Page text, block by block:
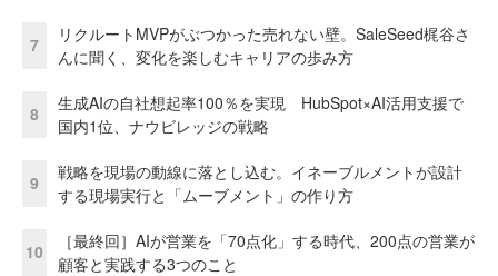
7
リクルートMVPがぶつかった売れない壁。SaleSeed梶谷さ
んに聞く、変化を楽しむキャリアの歩み方
8
生成AIの自社想起率100％を実現 HubSpot×AI活用支援で
国内1位、ナウビレッジの戦略
9
戦略を現場の動線に落とし込む。イネーブルメントが設計
する現場実行と「ムーブメント」の作り方
10
［最終回］AIが営業を「70点化」する時代、200点の営業が
顧客と実践する3つのこと